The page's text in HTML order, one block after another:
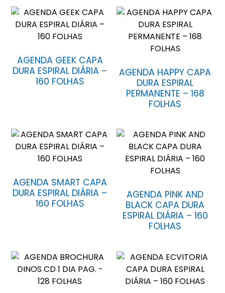
AGENDA GEEK CAPA
DURA ESPIRAL DIÁRIA –
160 FOLHAS
AGENDA HAPPY CAPA
DURA ESPIRAL
PERMANENTE – 168
FOLHAS
AGENDA SMART CAPA
DURA ESPIRAL DIÁRIA –
160 FOLHAS
AGENDA PINK AND
BLACK CAPA DURA
ESPIRAL DIÁRIA – 160
FOLHAS